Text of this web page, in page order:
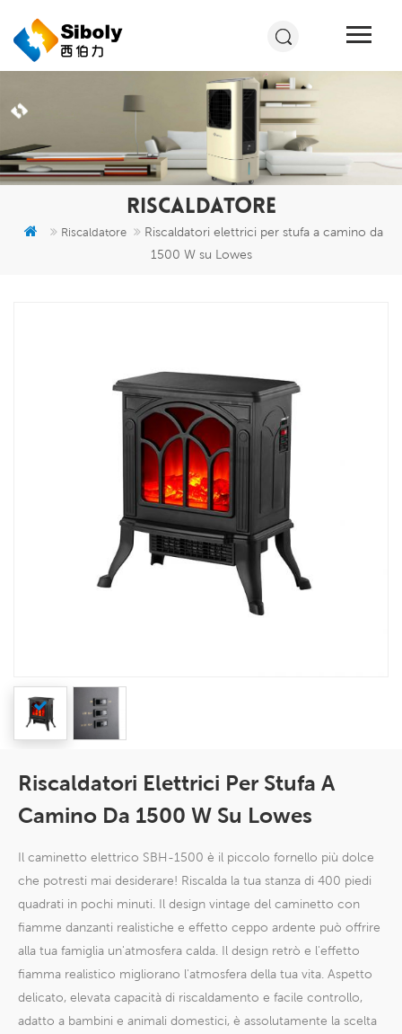
RISCALDATORE
Riscaldatore
Riscaldatori elettrici per stufa a camino da
1500 W su Lowes
Riscaldatori Elettrici Per Stufa A
Camino Da 1500 W Su Lowes
Il caminetto elettrico SBH-1500 è il piccolo fornello più dolce
che potresti mai desiderare! Riscalda la tua stanza di 400 piedi
quadrati in pochi minuti. Il design vintage del caminetto con
fiamme danzanti realistiche e effetto ceppo ardente può offrire
alla tua famiglia un'atmosfera calda. Il design retrò e l'effetto
fiamma realistico migliorano l'atmosfera della tua vita. Aspetto
delicato, elevata capacità di riscaldamento e facile controllo,
adatto a bambini e animali domestici, è assolutamente la scelta